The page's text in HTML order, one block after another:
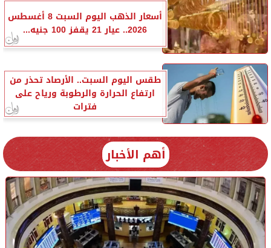
أسعار الذهب اليوم السبت 8 أغسطس
2026.. عيار 21 يقفز 100 جنيه...
طقس اليوم السبت.. الأرصاد تحذر من
ارتفاع الحرارة والرطوبة ورياح على
فترات
أهم الأخبار